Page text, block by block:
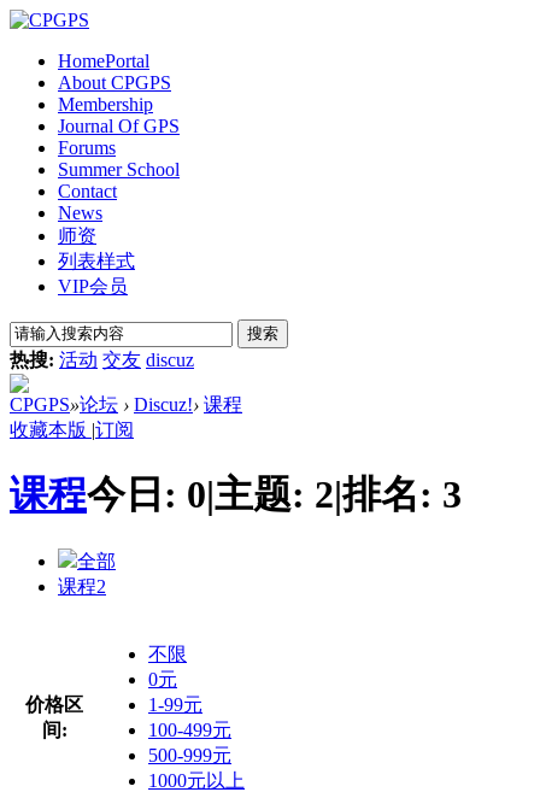
HomePortal
About CPGPS
Membership
Journal Of GPS
Forums
Summer School
Contact
News
师资
列表样式
VIP会员
搜索
热搜: 活动 交友 discuz
CPGPS»论坛 › Discuz!› 课程
收藏本版 |订阅
课程今日: 0|主题: 2|排名: 3
全部
课程2
价格区
间:
不限
0元
1-99元
100-499元
500-999元
1000元以上